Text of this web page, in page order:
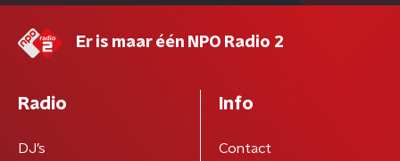
Er is maar één NPO Radio 2
Radio
DJ’s
Info
Contact